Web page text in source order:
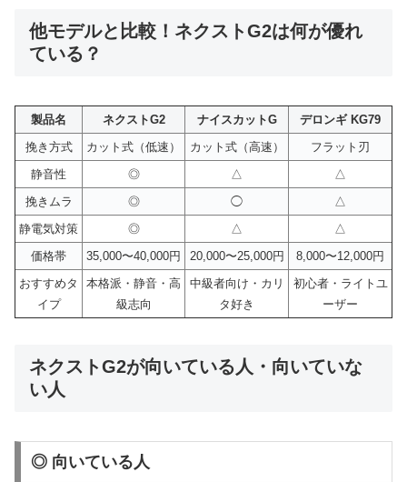
他モデルと比較！ネクストG2は何が優れ
ている？
製品名 ネクストG2 ナイスカットG
デロンギ KG79
挽き方式
カット式（低速） カット式（高速）
フラット刃
静音性
◎ △
△
挽きムラ
◎ ◯
△
静電気対策
◎ △
△
価格帯
35,000〜40,000円 20,000〜25,000円
8,000〜12,000円
おすすめタ
イプ
本格派・静音・高
級志向
中級者向け・カリ
タ好き
初心者・ライトユ
ーザー
ネクストG2が向いている人・向いていな
い人
◎ 向いている人